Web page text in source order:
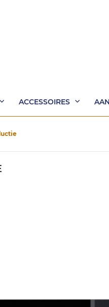
ACCESSOIRES